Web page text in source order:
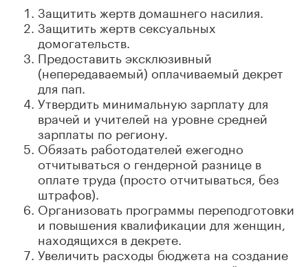
Защитить жертв домашнего насилия.
Защитить жертв сексуальных
домогательств.
Предоставить эксклюзивный
(непередаваемый) оплачиваемый декрет
для пап.
Утвердить минимальную зарплату для
врачей и учителей на уровне средней
зарплаты по региону.
Обязать работодателей ежегодно
отчитываться о гендерной разнице в
оплате труда (просто отчитываться, без
штрафов).
Организовать программы переподготовки
и повышения квалификации для женщин,
находящихся в декрете.
Увеличить расходы бюджета на создание